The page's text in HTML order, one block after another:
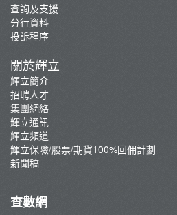
查詢及支援
分行資料
投訴程序
關於輝立
輝立簡介
招聘人才
集團網絡
輝立通訊
輝立頻道
輝立保險/股票/期貨100%回佣計劃
新聞稿
查數網